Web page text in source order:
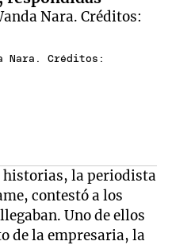
Nara. Créditos:
historias, la periodista
contestó a los
Uno de ellos
de la empresaria, la